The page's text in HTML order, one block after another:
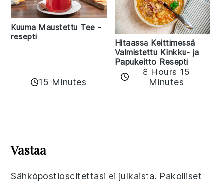
Kuuma Maustettu Tee -
resepti
15 Minutes
Hitaassa Keittimessä
Valmistettu Kinkku- ja
Papukeitto Resepti
8 Hours 15
Minutes
Interactions
Vastaa
Sähköpostiosoitettasi ei julkaista. Pakolliset